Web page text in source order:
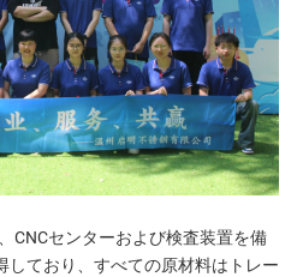
CNCセンターおよび検査装置を備
しており、すべての原材料はトレー